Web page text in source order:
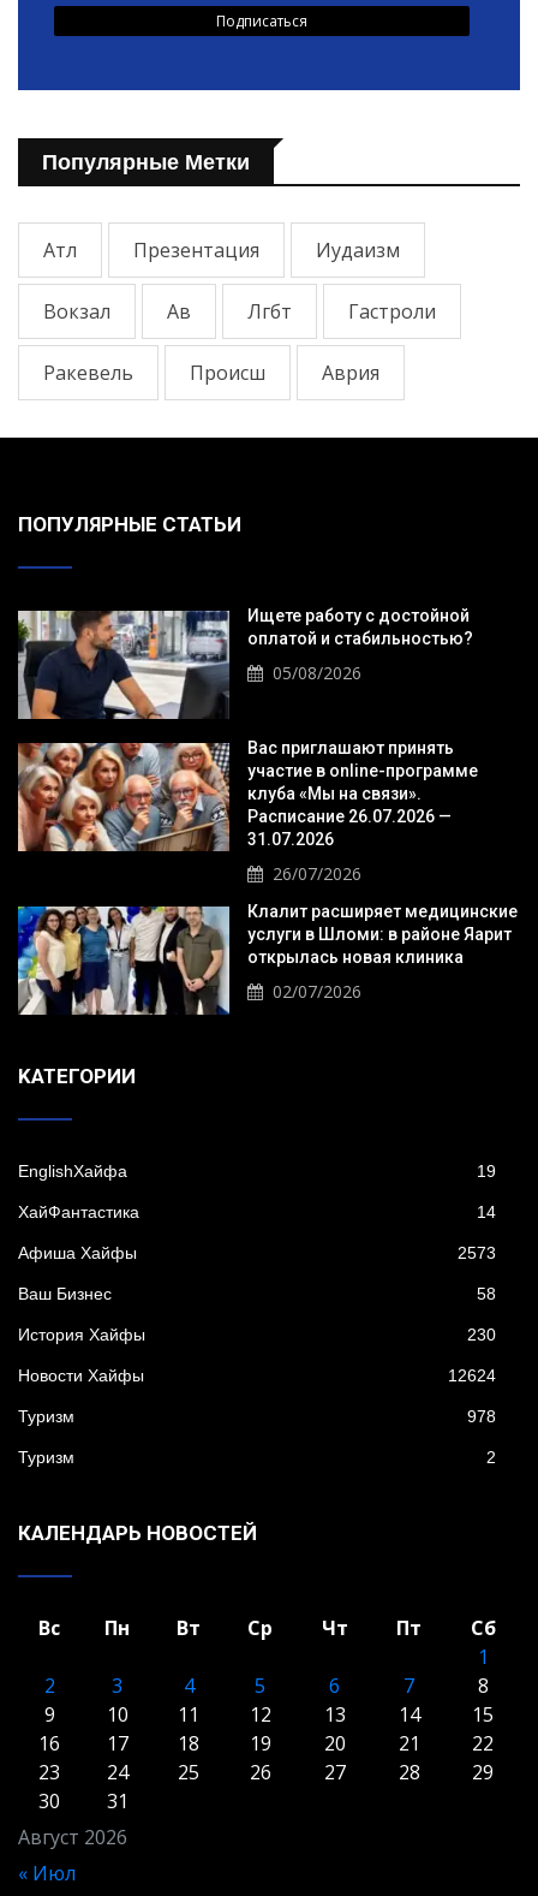
Популярные Метки
Атл Презентация Иудаизм
Вокзал Ав Лгбт Гастроли
Ракевель Происш Аврия
ПОПУЛЯРНЫЕ СТАТЬИ
Ищете работу с достойной
оплатой и стабильностью?
05/08/2026
Вас приглашают принять
участие в online-программе
клуба «Мы на связи».
Расписание 26.07.2026 —
31.07.2026
26/07/2026
Клалит расширяет медицинские
услуги в Шломи: в районе Яарит
открылась новая клиника
02/07/2026
KАТЕГОРИИ
EnglishХайфа 19
XайФантастика 14
Афиша Хайфы 2573
Ваш Бизнес 58
История Хайфы 230
Новости Хайфы 12624
Туризм 978
Туризм 2
КАЛЕНДАРЬ НОВОСТЕЙ
Август 2026
Вс Пн Вт Ср Чт Пт
Сб
1
2
3 4 5 6 7
8
9
10 11 12 13 14
15
16
17 18 19 20 21
22
23
24 25 26 27 28
29
30
31
« Июл